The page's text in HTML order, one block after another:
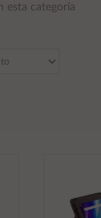
esta categoría